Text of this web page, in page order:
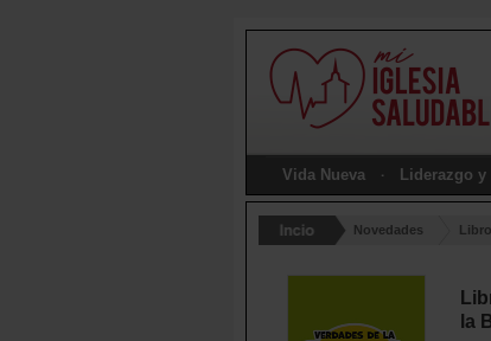
Vida Nueva Liderazgo
Novedades
la